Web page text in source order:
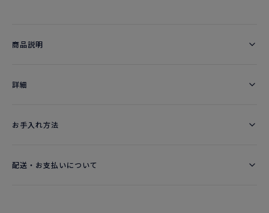
商品説明
詳細​
お手入れ方法
配送・お支払いについて